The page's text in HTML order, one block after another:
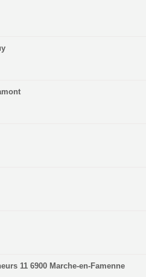
11 6900 Marche-en-Famenne